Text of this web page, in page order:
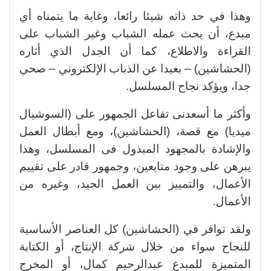
وهذا في حد ذاته شيئا رائعا، وغاية ما يتمناه أي
مبدع، أن يحث عمله الشباب وغير الشباب على
القراءة والاطلاع، كما أن الجدل الذي أثاره
(الحشاشين) – بعيدا عن الذباب الإلكتروني – صحي
جدا، ويؤكد نجاح المسلسل.
وأكثر ما أسعدنى تفاعل الجمهور على (السوشيال
ميديا) مع قصة، (الحشاشين)، ومع أبطال العمل
والإشادة بالمجهود المبذول فى المسلسل، وهذا
يبرهن على وجود متابعين، وجمهور قادر على تقييم
الأعمال، والتمييز بين العمل الجيد، وغيره من
الأعمال.
ولقد توافر في (الحشاشين) كل العناصر الأساسية
للنجاح سواء من خلال شركة الإنتاج، أو الكتابة
المتميزة للمبدع عبدالرحيم كمال، أو المخرج